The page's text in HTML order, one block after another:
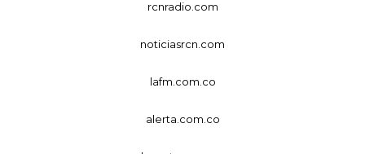
rcnradio.com
noticiasrcn.com
lafm.com.co
alerta.com.co